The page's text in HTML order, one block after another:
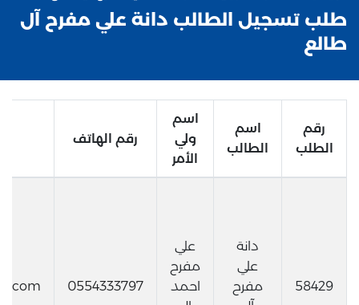
طلب تسجيل الطالب دانة علي مفرح آل
طالع
رقم
الطلب
اسم
الطالب
اسم
ولي
الأمر
رقم الهاتف
58429
دانة
علي
مفرح
علي
مفرح
احمد
0554333797